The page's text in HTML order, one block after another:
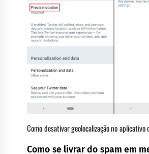
Como desativar geolocalização no aplicativo
Como se livrar do spam em